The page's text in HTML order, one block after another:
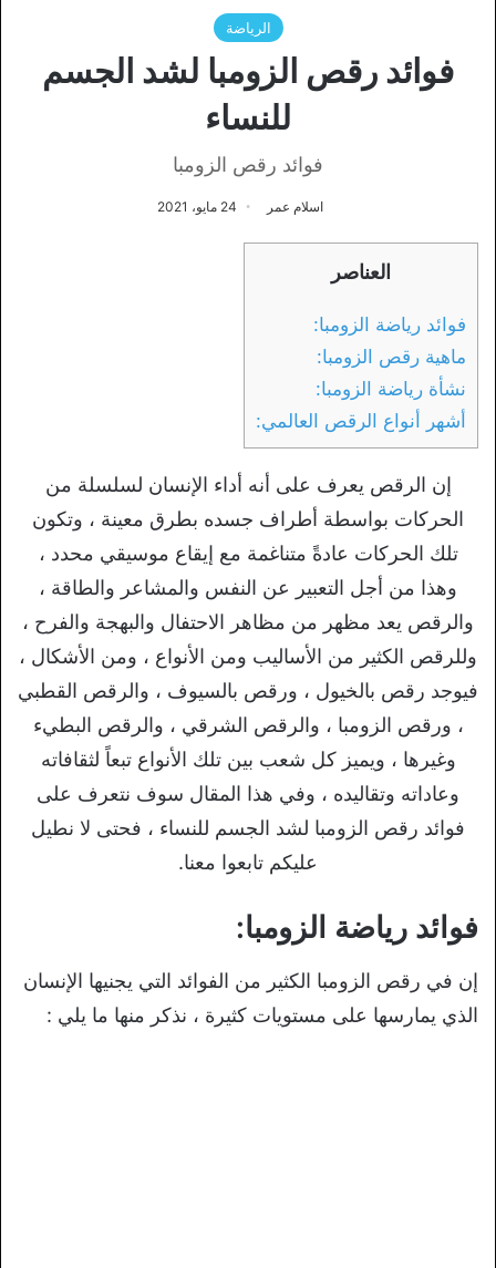
الرياضة
فوائد رقص الزومبا لشد الجسم
للنساء
فوائد رقص الزومبا
اسلام عمر 24 مايو، 2021
العناصر
فوائد رياضة الزومبا:
ماهية رقص الزومبا:
نشأة رياضة الزومبا:
أشهر أنواع الرقص العالمي:
إن الرقص يعرف على أنه أداء الإنسان لسلسلة من
الحركات بواسطة أطراف جسده بطرق معينة ، وتكون
تلك الحركات عادةً متناغمة مع إيقاع موسيقي محدد ،
وهذا من أجل التعبير عن النفس والمشاعر والطاقة ،
والرقص يعد مظهر من مظاهر الاحتفال والبهجة والفرح ،
وللرقص الكثير من الأساليب ومن الأنواع ، ومن الأشكال ،
فيوجد رقص بالخيول ، ورقص بالسيوف ، والرقص القطبي
، ورقص الزومبا ، والرقص الشرقي ، والرقص البطيء
وغيرها ، ويميز كل شعب بين تلك الأنواع تبعاً لثقافاته
وعاداته وتقاليده ، وفي هذا المقال سوف نتعرف على
فوائد رقص الزومبا لشد الجسم للنساء ، فحتى لا نطيل
عليكم تابعوا معنا.
فوائد رياضة الزومبا:
إن في رقص الزومبا الكثير من الفوائد التي يجنيها الإنسان
الذي يمارسها على مستويات كثيرة ، نذكر منها ما يلي :